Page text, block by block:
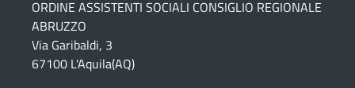
ORDINE ASSISTENTI SOCIALI CONSIGLIO REGIONALE
ABRUZZO
Via Garibaldi, 3
67100 L'Aquila(AQ)